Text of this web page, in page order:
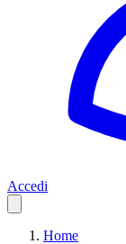
Accedi
Home